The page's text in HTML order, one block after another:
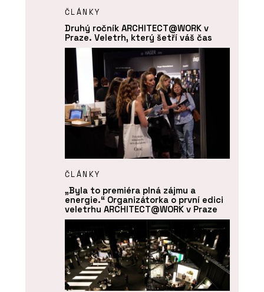
ČLÁNKY
Druhý ročník ARCHITECT@WORK v
Praze. Veletrh, který šetří váš čas
ČLÁNKY
„Byla to premiéra plná zájmu a
energie.“ Organizátorka o první edici
veletrhu ARCHITECT@WORK v Praze